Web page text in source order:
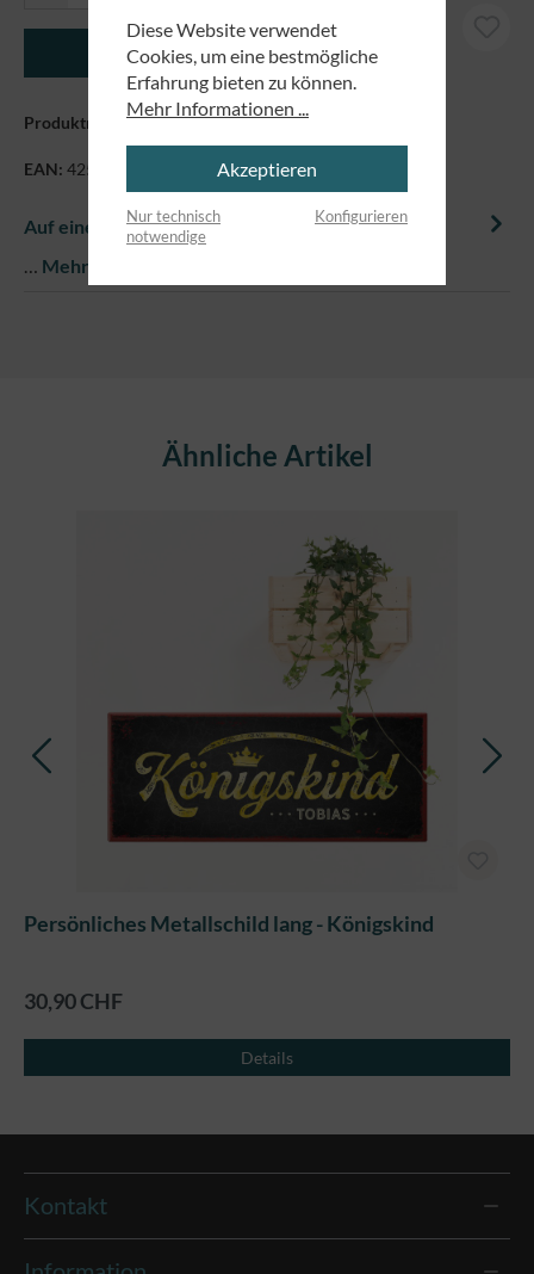
In den Warenkorb
Produktnummer:81117.1
EAN: 4250479846784
Auf einem Blick
… Mehr
Produktgalerie überspringenÄhnliche Artikel
Persönliches Metallschild lang - Königskind
30,90 CHF
Details
Kontakt
Diese Website verwendet
Cookies, um eine bestmögliche
Erfahrung bieten zu können.
Mehr Informationen ...
Akzeptieren
Nur technisch
notwendige
Konfigurieren